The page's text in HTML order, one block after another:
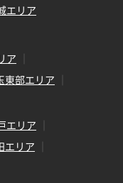
エリア
ア
東部エリア
エリア
エリア